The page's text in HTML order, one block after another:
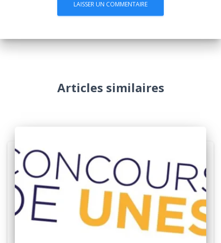
Articles similaires